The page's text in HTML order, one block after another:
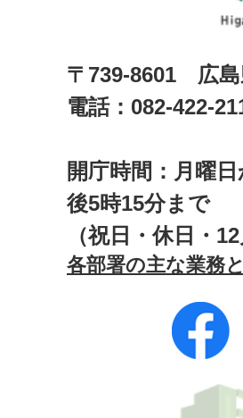
〒739-8601 広
電話：082-422-
開庁時間：月曜
後5時15分まで
（祝日・休日・
各部署の主な業務